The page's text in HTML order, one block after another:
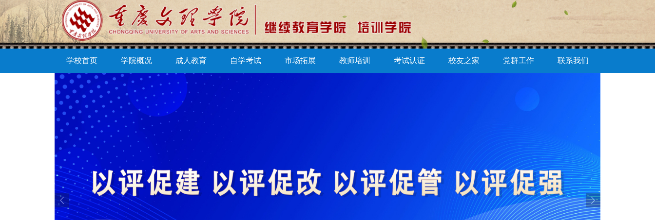
学校首页 学院概况 成人教育 自学考试 市场拓展 教师培训 考试认证 校友之家 党群工作 联系我们